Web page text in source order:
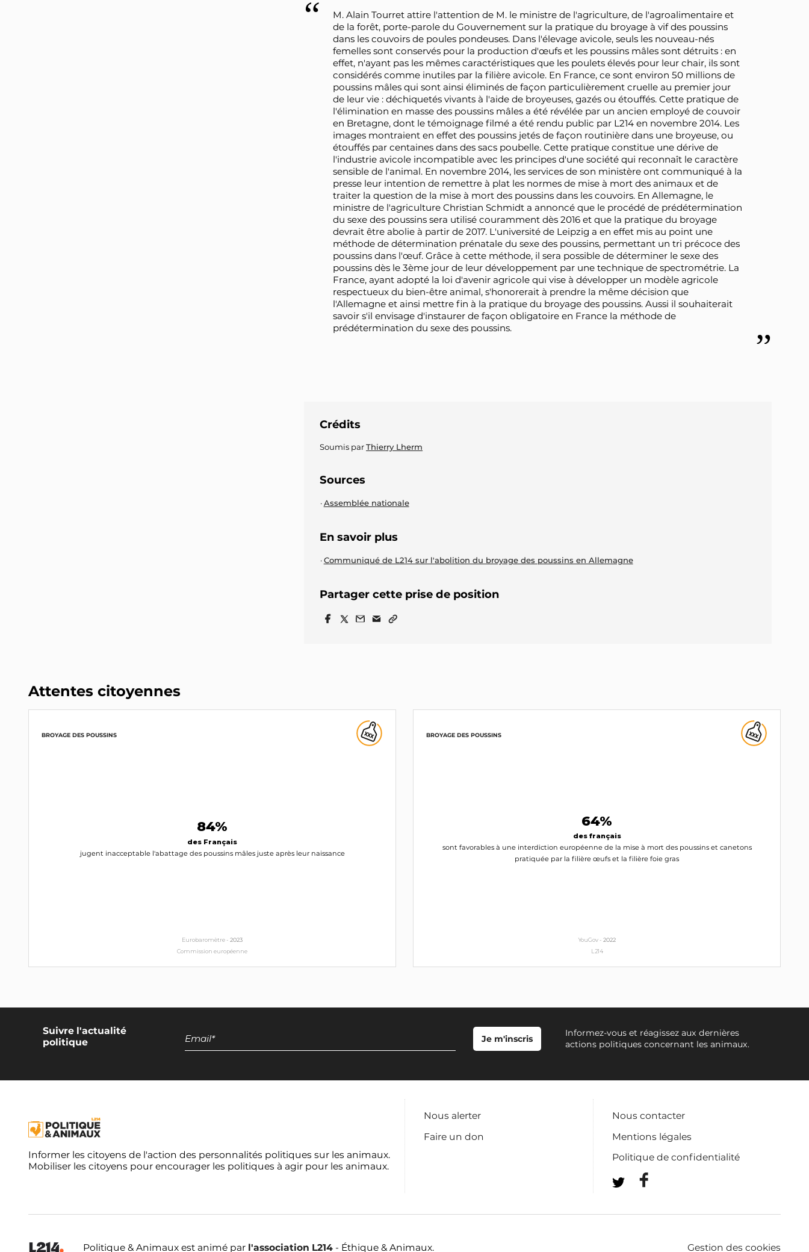
M. Alain Tourret attire l'attention de M. le ministre de l'agriculture, de l'agroalimentaire et
de la forêt, porte-parole du Gouvernement sur la pratique du broyage à vif des poussins
dans les couvoirs de poules pondeuses. Dans l'élevage avicole, seuls les nouveau-nés
femelles sont conservés pour la production d'œufs et les poussins mâles sont détruits : en
effet, n'ayant pas les mêmes caractéristiques que les poulets élevés pour leur chair, ils sont
considérés comme inutiles par la filière avicole. En France, ce sont environ 50 millions de
poussins mâles qui sont ainsi éliminés de façon particulièrement cruelle au premier jour
de leur vie : déchiquetés vivants à l'aide de broyeuses, gazés ou étouffés. Cette pratique de
l'élimination en masse des poussins mâles a été révélée par un ancien employé de couvoir
en Bretagne, dont le témoignage filmé a été rendu public par L214 en novembre 2014. Les
images montraient en effet des poussins jetés de façon routinière dans une broyeuse, ou
étouffés par centaines dans des sacs poubelle. Cette pratique constitue une dérive de
l'industrie avicole incompatible avec les principes d'une société qui reconnaît le caractère
sensible de l'animal. En novembre 2014, les services de son ministère ont communiqué à la
presse leur intention de remettre à plat les normes de mise à mort des animaux et de
traiter la question de la mise à mort des poussins dans les couvoirs. En Allemagne, le
ministre de l'agriculture Christian Schmidt a annoncé que le procédé de prédétermination
du sexe des poussins sera utilisé couramment dès 2016 et que la pratique du broyage
devrait être abolie à partir de 2017. L'université de Leipzig a en effet mis au point une
méthode de détermination prénatale du sexe des poussins, permettant un tri précoce des
poussins dans l'œuf. Grâce à cette méthode, il sera possible de déterminer le sexe des
poussins dès le 3ème jour de leur développement par une technique de spectrométrie. La
France, ayant adopté la loi d'avenir agricole qui vise à développer un modèle agricole
respectueux du bien-être animal, s'honorerait à prendre la même décision que
l'Allemagne et ainsi mettre fin à la pratique du broyage des poussins. Aussi il souhaiterait
savoir s'il envisage d'instaurer de façon obligatoire en France la méthode de
prédétermination du sexe des poussins.
Crédits
Soumis parThierry Lherm
Sources
Assemblée nationale
En savoir plus
Communiqué de L214 sur l'abolition du broyage des poussins en Allemagne
Partager cette prise de position
Attentes citoyennes
BROYAGE DES POUSSINS
84%
des Français
jugent inacceptable l'abattage des poussins mâles juste après leur naissance
Eurobaromètre - 2023
Commission européenne
BROYAGE DES POUSSINS
64%
des français
sont favorables à une interdiction européenne de la mise à mort des poussins et canetons
pratiquée par la filière œufs et la filière foie gras
YouGov - 2022
L214
Suivre l'actualité
politique
Informez-vous et réagissez aux dernières
actions politiques concernant les animaux.
Informer les citoyens de l'action des personnalités politiques sur les animaux.
Mobiliser les citoyens pour encourager les politiques à agir pour les animaux.
Nous alerter
Faire un don
Nous contacter
Mentions légales
Politique de confidentialité
Politique & Animaux est animé par l'association L214 - Éthique & Animaux. Gestion des cookies